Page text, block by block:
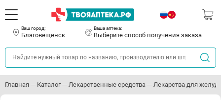
Ваш город:
Благовещенск
Ваша аптека:
Выберите способ получения заказа
Главная Каталог Лекарственные средства Лекарства для